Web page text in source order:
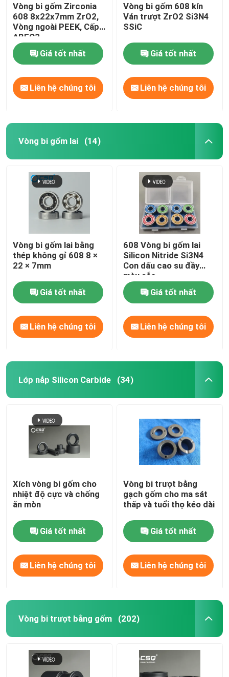
Vòng bi gốm Zirconia
608 8x22x7mm ZrO2,
Vòng ngoài PEEK, Cấp
ABEC3
Giá tốt nhất
Liên hệ chúng tôi
Vòng bi gốm 608 kín
Ván trượt ZrO2 Si3N4
SSiC
Giá tốt nhất
Liên hệ chúng tôi
Vòng bi gốm lai (14)
Vòng bi gốm lai bằng
thép không gỉ 608 8 ×
22 × 7mm
Giá tốt nhất
Liên hệ chúng tôi
608 Vòng bi gốm lai
Silicon Nitride Si3N4
Con dấu cao su đầy
màu sắc
Giá tốt nhất
Liên hệ chúng tôi
Lớp nắp Silicon Carbide (34)
Xích vòng bi gốm cho
nhiệt độ cực và chống
ăn mòn
Giá tốt nhất
Liên hệ chúng tôi
Vòng bi trượt bằng
gạch gốm cho ma sát
thấp và tuổi thọ kéo dài
Giá tốt nhất
Liên hệ chúng tôi
Vòng bi trượt bằng gốm (202)